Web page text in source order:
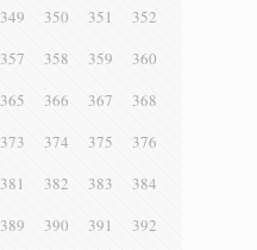
349 350 351
352
357 358 359
360
365 366 367
368
373 374 375
376
381 382 383
384
389 390 391 392